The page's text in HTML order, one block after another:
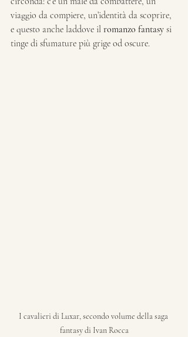
viaggio da compiere, un’identità da scoprire,
e questo anche laddove il romanzo fantasy si
tinge di sfumature più grige od oscure.
I cavalieri di Luxar, secondo volume della saga
fantasy di Ivan Rocca